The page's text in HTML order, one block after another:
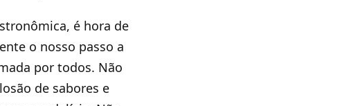
é hora de
o nosso passo a
por todos. Não
de sabores e